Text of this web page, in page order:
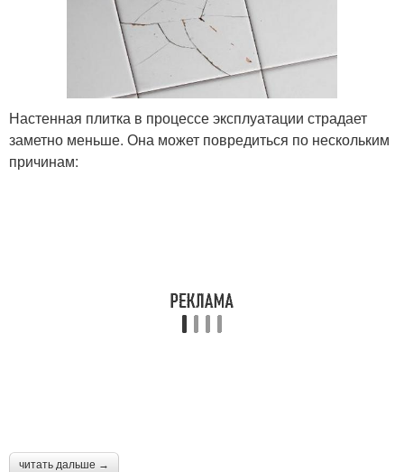
Настенная плитка в процессе эксплуатации страдает
заметно меньше. Она может повредиться по нескольким
причинам:
читать дальше →